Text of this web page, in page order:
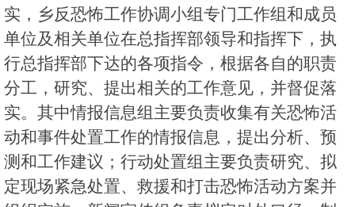
实，乡反恐怖工作协调小组专门工作组和成员
单位及相关单位在总指挥部领导和指挥下，执
行总指挥部下达的各项指令，根据各自的职责
分工，研究、提出相关的工作意见，并督促落
实。其中情报信息组主要负责收集有关恐怖活
动和事件处置工作的情报信息，提出分析、预
测和工作建议；行动处置组主要负责研究、拟
定现场紧急处置、救援和打击恐怖活动方案并